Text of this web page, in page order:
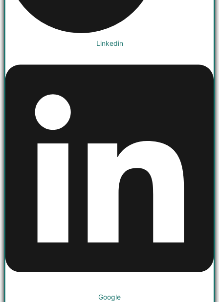
Linkedin
Google